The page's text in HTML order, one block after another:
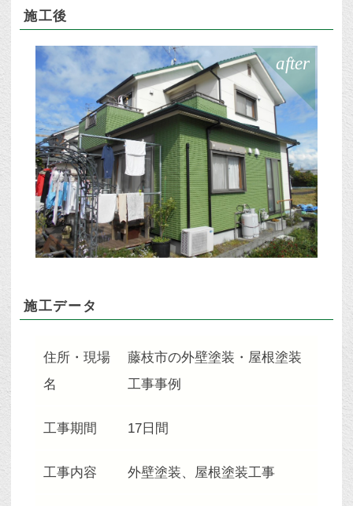
施工後
after
施工データ
住所・現場
名
藤枝市の外壁塗装・屋根塗装
工事事例
工事期間 17日間
工事内容 外壁塗装、屋根塗装工事